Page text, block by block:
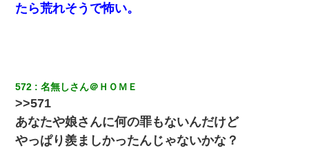
【報告者がキチ】嫁「妊娠した」俺『それじゃあ皆に祝っ
てもらおう』友人達を家に連れ帰ってホームパーティー→
旦那の元カノをSNSで探して写真を保存して顔面評価スレ
で写真を晒してた。ほとんどがブスという評価の中で二人
ほど意外に好評価で苦々しく思った
たら荒れそうで怖い。
572 名無しさん＠ＨＯＭＥ
>>571
あなたや娘さんに何の罪もないんだけど
やっぱり羨ましかったんじゃないかな？